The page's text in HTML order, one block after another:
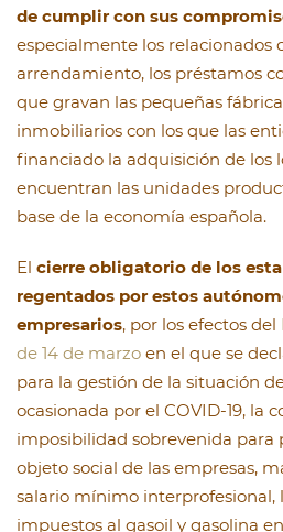
de cumplir con sus
especialmente los relacionados
arrendamiento, los préstamos
que gravan las pequeñas
inmobiliarios con los que las
financiado la adquisición de los
encuentran las unidades
base de la economía española.
El cierre obligatorio de los
regentados por estos
empresarios, por los efectos del
de 14 de marzo en el que se
para la gestión de la situación
ocasionada por el COVID-19, la
imposibilidad sobrevenida para
objeto social de las empresas,
salario mínimo interprofesional,
impuestos al gasoil y gasolina